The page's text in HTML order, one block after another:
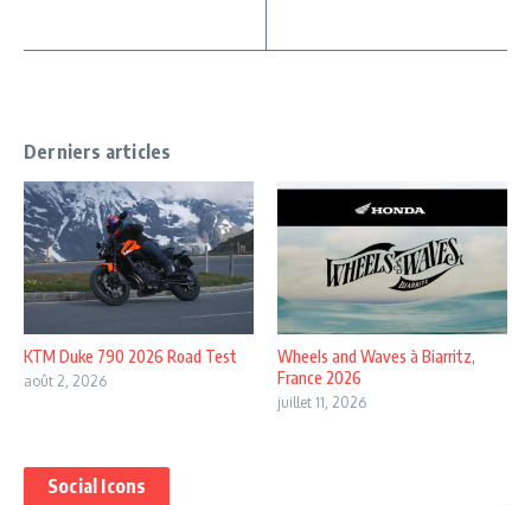
Derniers articles
KTM Duke 790 2026 Road Test
août 2, 2026
Wheels and Waves à Biarritz,
France 2026
juillet 11, 2026
Social Icons